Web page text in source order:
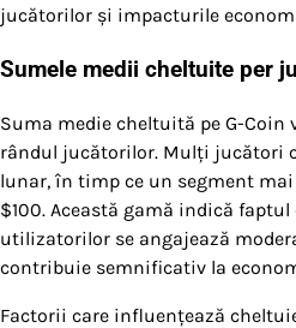
jucătorilor și impacturile
Sumele medii cheltuite per
Suma medie cheltuită pe G-
rândul jucătorilor. Mulți jucători
lunar, în timp ce un segment
$100. Această gamă indică
utilizatorilor se angajează
contribuie semnificativ la
Factorii care influențează